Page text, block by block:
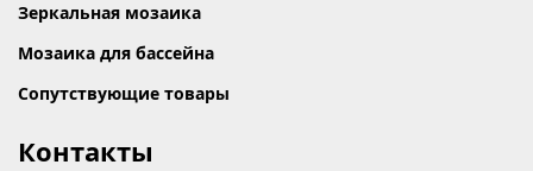
Зеркальная мозаика
Мозаика для бассейна
Сопутствующие товары
Контакты